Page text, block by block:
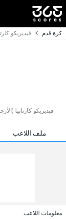
كرة قدم فيديريكو
ملف اللاعب
معلومات اللاعب